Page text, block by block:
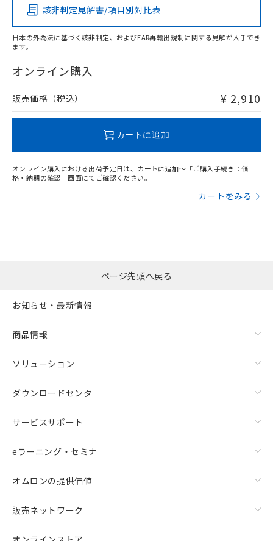
O
在庫等で未対応品が混在する可能性があります。
問い合わせください。
該非判定見解書/項目別対比表
日本の外為法に基づく該非判定、およびEAR再輸出規制に関する見解が入手でき
ます。
オンライン購入
販売価格（税込） ¥ 2,910
カートに追加
オンライン購入における出荷予定日は、カートに追加～「ご購入手続き：価
格・納期の確認」画面にてご確認ください。
カートをみる
ページ先頭へ戻る
お知らせ・最新情報
商品情報
ソリューション
ダウンロードセンタ
サービスサポート
eラーニング・セミナ
オムロンの提供価値
販売ネットワーク